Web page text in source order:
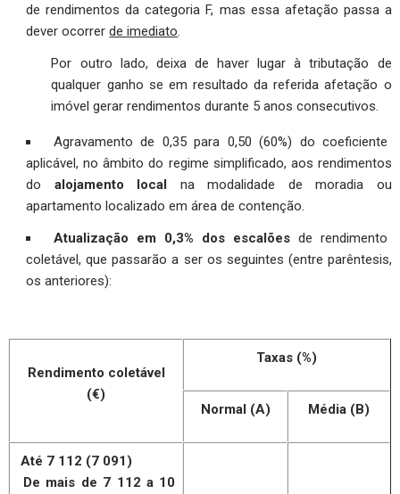
de rendimentos da categoria F, mas essa afetação passa a
dever ocorrerde imediato
Por outro lado, deixa de haver lugar à tributação de
qualquer ganho se em resultado da referida afetação o
imóvel gerar rendimentos durante 5 anos consecutivos.
Agravamento de 0,35 para 0,50 (60%) do coeficiente
aplicável, no âmbito do regime simplificado, aos rendimentos
do alojamento local na modalidade de moradia ou
apartamento localizado em área de contenção.
Atualização em 0,3% dos escalõesde rendimento
coletável, que passarão a ser os seguintes (entre parêntesis,
os anteriores):
Rendimento coletável
(€)
Taxas (%)
Normal (A) Média (B)
Até 7 112 (7 091)
De mais de 7 112 a 10